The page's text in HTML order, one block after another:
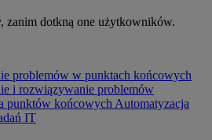
zanim dotkną one użytkowników.
problemów w punktach końcowych
i rozwiązywanie problemów
punktów końcowych Automatyzacja
IT